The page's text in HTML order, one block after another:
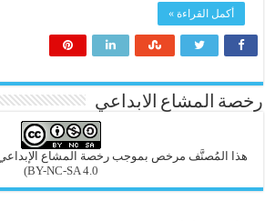
أكمل القراءة »
رخصة المشاع الابداعي
هذا المُصنَّف مرخص بموجب رخصة المشاع الإبداعي، غير
BY-NC-SA 4.0)